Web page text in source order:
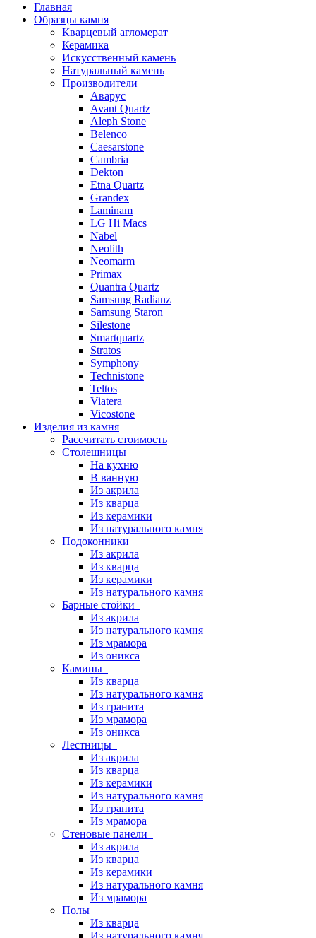
Главная
Образцы камня
Кварцевый агломерат
Керамика
Искусственный камень
Натуральный камень
Производители
Аварус
Avant Quartz
Aleph Stone
Belenco
Caesarstone
Cambria
Dekton
Etna Quartz
Grandex
Laminam
LG Hi Macs
Nabel
Neolith
Neomarm
Primax
Quantra Quartz
Samsung Radianz
Samsung Staron
Silestone
Smartquartz
Stratos
Symphony
Technistone
Teltos
Viatera
Vicostone
Изделия из камня
Рассчитать стоимость
Столешницы
На кухню
В ванную
Из акрила
Из кварца
Из керамики
Из натурального камня
Подоконники
Из акрила
Из кварца
Из керамики
Из натурального камня
Барные стойки
Из акрила
Из натурального камня
Из мрамора
Из оникса
Камины
Из кварца
Из натурального камня
Из гранита
Из мрамора
Из оникса
Лестницы
Из акрила
Из кварца
Из керамики
Из натурального камня
Из гранита
Из мрамора
Стеновые панели
Из акрила
Из кварца
Из керамики
Из натурального камня
Из мрамора
Полы
Из кварца
Из натурального камня